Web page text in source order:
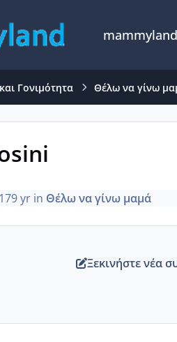
mammyland
Γονιμότητα Θέλω να γίνω
9 yr in Θέλω να γίνω μαμά
Ξεκινήστε νέα